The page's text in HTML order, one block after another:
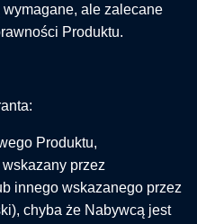
ale zalecane
Produktu.
Produktu,
przez
innego wskazanego przez
chyba że Nabywcą jest